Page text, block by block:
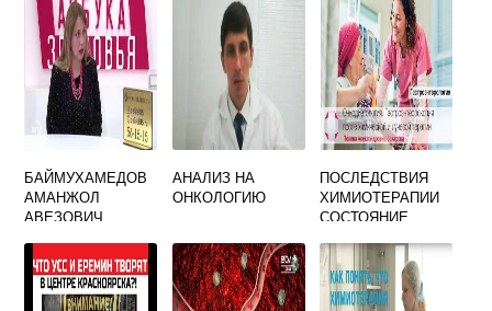
БАЙМУХАМЕДОВ
АМАНЖОЛ
АВЕЗОВИЧ
БИОГРАФИЯ
АНАЛИЗ НА
ОНКОЛОГИЮ
ПОСЛЕДСТВИЯ
ХИМИОТЕРАПИИ
СОСТОЯНИЕ